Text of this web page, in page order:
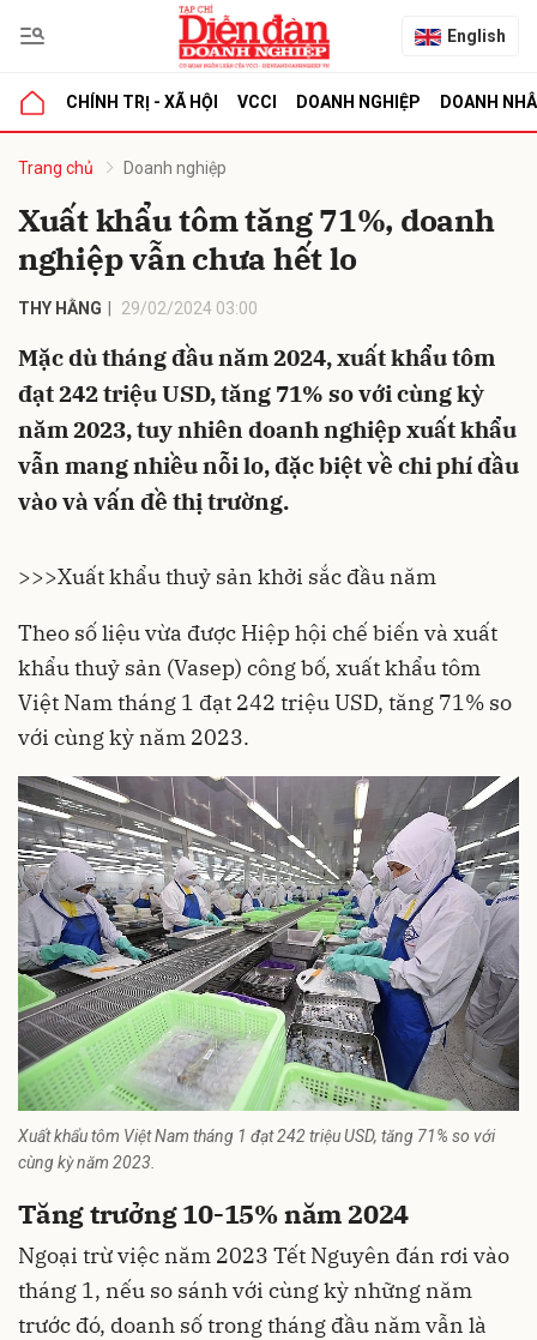
English
CHÍNH TRỊ - XÃ HỘI VCCI DOANH NGHIỆP DOANH
Trang chủ Doanh nghiệp
Xuất khẩu tôm tăng 71%, doanh
nghiệp vẫn chưa hết lo
THY HẰNG 29/02/2024 03:00
Mặc dù tháng đầu năm 2024, xuất khẩu tôm
đạt 242 triệu USD, tăng 71% so với cùng kỳ
năm 2023, tuy nhiên doanh nghiệp xuất khẩu
vẫn mang nhiều nỗi lo, đặc biệt về chi phí đầu
vào và vấn đề thị trường.
>>>Xuất khẩu thuỷ sản khởi sắc đầu năm
Theo số liệu vừa được Hiệp hội chế biến và xuất
khẩu thuỷ sản (Vasep) công bố, xuất khẩu tôm
Việt Nam tháng 1 đạt 242 triệu USD, tăng 71% so
với cùng kỳ năm 2023.
Xuất khẩu tôm Việt Nam tháng 1 đạt 242 triệu USD, tăng 71% so với
cùng kỳ năm 2023.
Tăng trưởng 10-15% năm 2024
Ngoại trừ việc năm 2023 Tết Nguyên đán rơi vào
tháng 1, nếu so sánh với cùng kỳ những năm
trước đó, doanh số trong tháng đầu năm vẫn là
luận
Hủy